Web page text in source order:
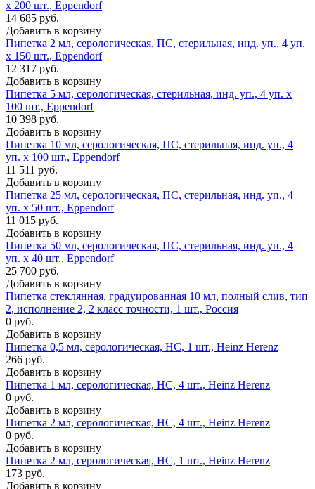
х 200 шт., Eppendorf
14 685 руб.
Добавить в корзину
Пипетка 2 мл, серологическая, ПС, стерильная, инд. уп., 4 уп.
х 150 шт., Eppendorf
12 317 руб.
Добавить в корзину
Пипетка 5 мл, серологическая, стерильная, инд. уп., 4 уп. х
100 шт., Eppendorf
10 398 руб.
Добавить в корзину
Пипетка 10 мл, серологическая, ПС, стерильная, инд. уп., 4
уп. х 100 шт., Eppendorf
11 511 руб.
Добавить в корзину
Пипетка 25 мл, серологическая, ПС, стерильная, инд. уп., 4
уп. х 50 шт., Eppendorf
11 015 руб.
Добавить в корзину
Пипетка 50 мл, серологическая, ПС, стерильная, инд. уп., 4
уп. х 40 шт., Eppendorf
25 700 руб.
Добавить в корзину
Пипетка стеклянная, градуированная 10 мл, полный слив, тип
2, исполнение 2, 2 класс точности, 1 шт., Россия
0 руб.
Добавить в корзину
Пипетка 0,5 мл, серологическая, НС, 1 шт., Heinz Herenz
266 руб.
Добавить в корзину
Пипетка 1 мл, серологическая, НС, 4 шт., Heinz Herenz
0 руб.
Добавить в корзину
Пипетка 2 мл, серологическая, НС, 4 шт., Heinz Herenz
0 руб.
Добавить в корзину
Пипетка 2 мл, серологическая, НС, 1 шт., Heinz Herenz
173 руб.
Добавить в корзину